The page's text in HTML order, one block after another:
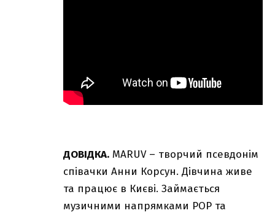
ДОВІДКА. MARUV – творчий псевдонім
співачки Анни Корсун. Дівчина живе
та працює в Києві. Займається
музичними напрямками РОР та